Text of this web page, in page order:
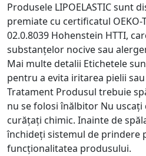
Produsele LIPOELASTIC sunt
premiate cu certificatul OEKO-
02.0.8039 Hohenstein HTTI,
substanțelor nocive sau
Mai multe detalii Etichetele
pentru a evita iritarea pielii
Tratament Produsul trebuie
nu se folosi înălbitor Nu uscați
curățați chimic. Inainte de
închideți sistemul de prindere
funcționalitatea produsului.